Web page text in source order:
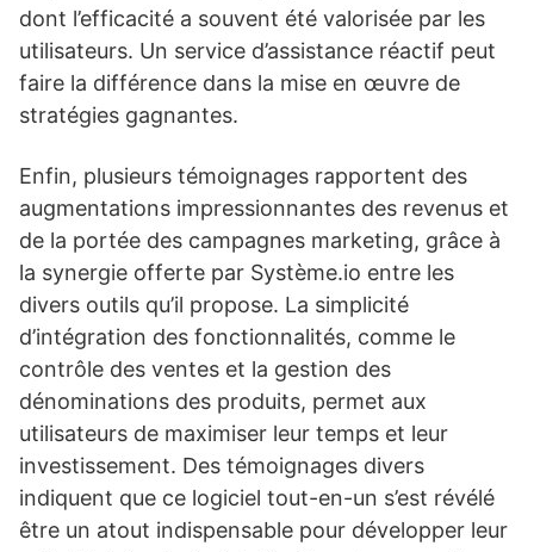
dont l’efficacité a souvent été valorisée par les
utilisateurs. Un service d’assistance réactif peut
faire la différence dans la mise en œuvre de
stratégies gagnantes.
Enfin, plusieurs témoignages rapportent des
augmentations impressionnantes des revenus et
de la portée des campagnes marketing, grâce à
la synergie offerte par Système.io entre les
divers outils qu’il propose. La simplicité
d’intégration des fonctionnalités, comme le
contrôle des ventes et la gestion des
dénominations des produits, permet aux
utilisateurs de maximiser leur temps et leur
investissement. Des témoignages divers
indiquent que ce logiciel tout-en-un s’est révélé
être un atout indispensable pour développer leur